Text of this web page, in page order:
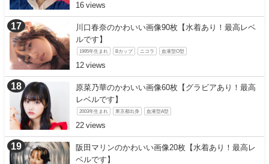
16
川口春奈のかわいい画像90枚【水着あり！最高レベ
ルです】
1995年生まれ Bカップ ニコラ 血液型O型
12
原菜乃華のかわいい画像60枚【グラビアあり！最高
レベルです】
2003年生まれ 東京都出身 血液型A型
22
阪田マリンのかわいい画像20枚【水着あり！最高レ
ベルです】